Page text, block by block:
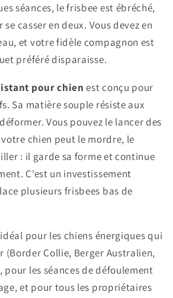
séances, le frisbee est ébréché,
casser en deux. Vous devez en
et votre fidèle compagnon est
préféré disparaisse.
pour chien est conçu pour
Sa matière souple résiste aux
Vous pouvez le lancer des
chien peut le mordre, le
: il garde sa forme et continue
C'est un investissement
plusieurs frisbees bas de
pour les chiens énergiques qui
Collie, Berger Australien,
pour les séances de défoulement
et pour tous les propriétaires